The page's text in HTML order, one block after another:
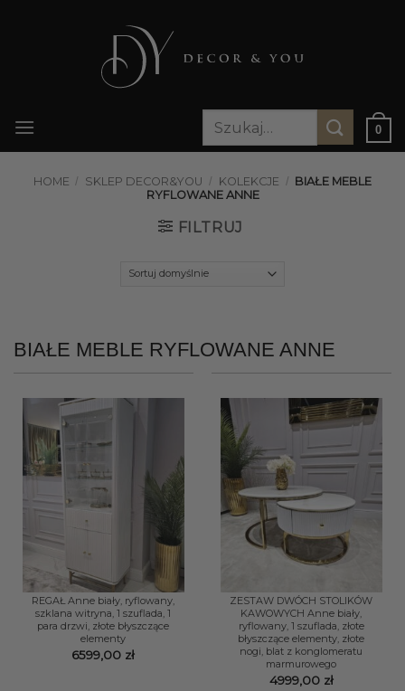
Szukaj:
0
HOME / SKLEP DECOR&YOU / KOLEKCJE / BIAŁE MEBLE
RYFLOWANE ANNE
FILTRUJ
BIAŁE MEBLE RYFLOWANE ANNE
REGAŁ Anne biały, ryflowany,
szklana witryna, 1 szuflada, 1
para drzwi, złote błyszczące
elementy
6599,00 zł
ZESTAW DWÓCH STOLIKÓW
KAWOWYCH Anne biały,
ryflowany, 1 szuflada, złote
błyszczące elementy, złote
nogi, blat z konglomeratu
marmurowego
4999,00 zł